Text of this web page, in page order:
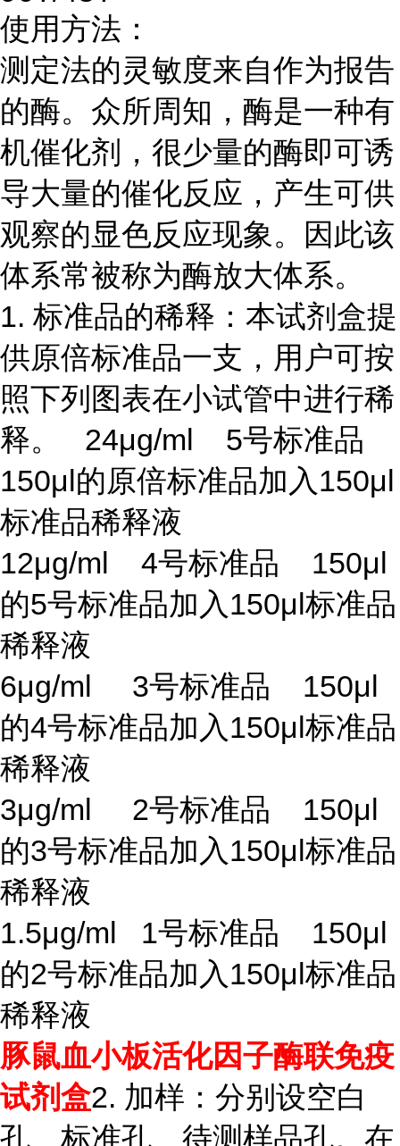
使用方法：
测定法的灵敏度来自作为报告
的酶。众所周知，酶是一种有
机催化剂，很少量的酶即可诱
导大量的催化反应，产生可供
观察的显色反应现象。因此该
体系常被称为酶放大体系。
1. 标准品的稀释：本试剂盒提
供原倍标准品一支，用户可按
照下列图表在小试管中进行稀
释。 24μg/ml 5号标准品
150μl的原倍标准品加入150μl
标准品稀释液
12μg/ml 4号标准品 150μl
的5号标准品加入150μl标准品
稀释液
6μg/ml 3号标准品 150μl
的4号标准品加入150μl标准品
稀释液
3μg/ml 2号标准品 150μl
的3号标准品加入150μl标准品
稀释液
1.5μg/ml 1号标准品 150μl
的2号标准品加入150μl标准品
稀释液
豚鼠血小板活化因子酶联免疫
试剂盒2. 加样：分别设空白
孔、标准孔、待测样品孔。在